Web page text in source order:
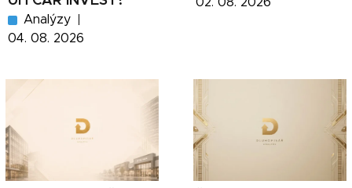
Analýzy
04. 08. 2026